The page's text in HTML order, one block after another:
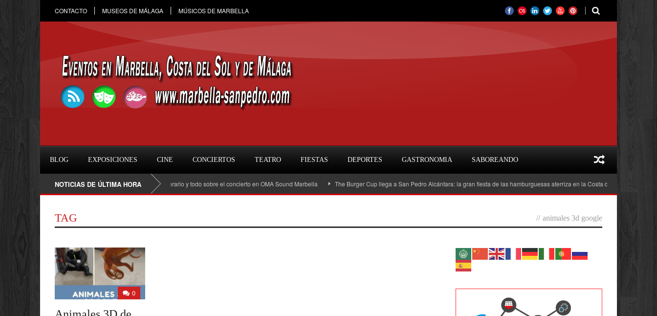
CONTACTO MUSEOS DE MÁLAGA MÚSICOS DE MARBELLA
BLOG EXPOSICIONES CINE CONCIERTOS TEATRO FIESTAS DEPORTES GASTRONOMIA SABOREANDO
NOTICIAS DE ÚLTIMA HORA
Raule en Marbella 2026: fecha, entradas, horario y todo sobre el concierto en OMA Sound Marbella The Burger Cup llega a San Pedro Alcántara: la gran fiesta de las hamburguesas aterriza en la Costa del Sol
TAG // animales 3d google
0